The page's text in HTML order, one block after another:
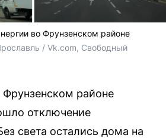
во Фрунзенском районе
/ Vk.com, Свободный
районе
отключение
света остались дома на